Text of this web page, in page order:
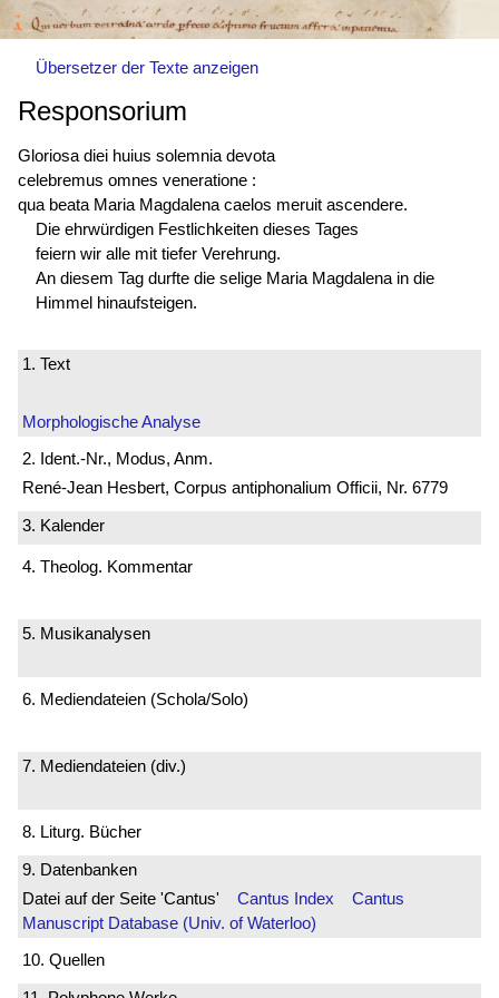
Übersetzer der Texte anzeigen
Responsorium
Gloriosa diei huius solemnia devota
celebremus omnes veneratione :
qua beata Maria Magdalena caelos meruit ascendere.
Die ehrwürdigen Festlichkeiten dieses Tages
feiern wir alle mit tiefer Verehrung.
An diesem Tag durfte die selige Maria Magdalena in die
Himmel hinaufsteigen.
1. Text
Morphologische Analyse
2. Ident.-Nr., Modus, Anm.
René-Jean Hesbert, Corpus antiphonalium Officii, Nr. 6779
3. Kalender
4. Theolog. Kommentar
5. Musikanalysen
6. Mediendateien (Schola/Solo)
7. Mediendateien (div.)
8. Liturg. Bücher
9. Datenbanken
Datei auf der Seite 'Cantus' Cantus Index
Cantus
Manuscript Database (Univ. of Waterloo)
10. Quellen